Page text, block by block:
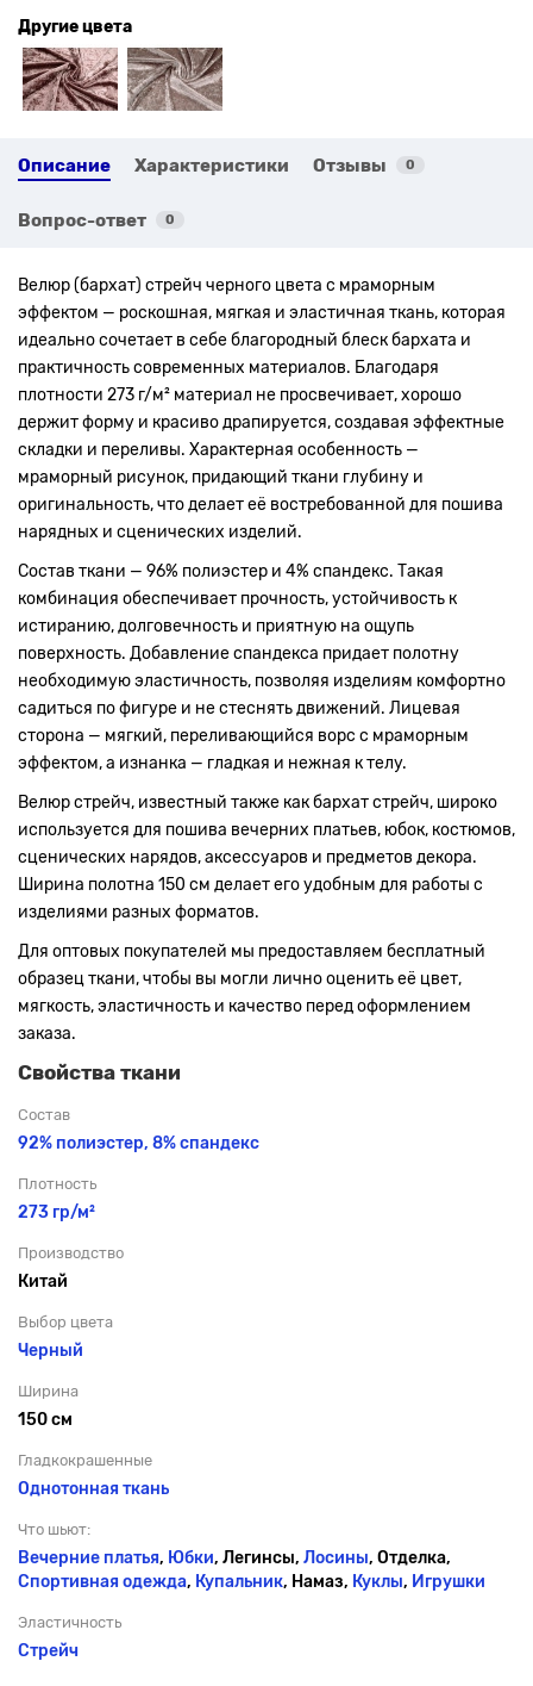
Другие цвета
Описание Характеристики Отзывы 0
Вопрос-ответ 0
Велюр (бархат) стрейч черного цвета с мраморным
эффектом — роскошная, мягкая и эластичная ткань, которая
идеально сочетает в себе благородный блеск бархата и
практичность современных материалов. Благодаря
плотности 273 г/м² материал не просвечивает, хорошо
держит форму и красиво драпируется, создавая эффектные
складки и переливы. Характерная особенность —
мраморный рисунок, придающий ткани глубину и
оригинальность, что делает её востребованной для пошива
нарядных и сценических изделий.
Состав ткани — 96% полиэстер и 4% спандекс. Такая
комбинация обеспечивает прочность, устойчивость к
истиранию, долговечность и приятную на ощупь
поверхность. Добавление спандекса придает полотну
необходимую эластичность, позволяя изделиям комфортно
садиться по фигуре и не стеснять движений. Лицевая
сторона — мягкий, переливающийся ворс с мраморным
эффектом, а изнанка — гладкая и нежная к телу.
Велюр стрейч, известный также как бархат стрейч, широко
используется для пошива вечерних платьев, юбок, костюмов,
сценических нарядов, аксессуаров и предметов декора.
Ширина полотна 150 см делает его удобным для работы с
изделиями разных форматов.
Для оптовых покупателей мы предоставляем бесплатный
образец ткани, чтобы вы могли лично оценить её цвет,
мягкость, эластичность и качество перед оформлением
заказа.
Свойства ткани
Состав
92% полиэстер, 8% спандекс
Плотность
273 гр/м²
Производство
Китай
Выбор цвета
Черный
Ширина
150 см
Гладкокрашенные
Однотонная ткань
Что шьют:
Вечерние платья, Юбки, Легинсы, Лосины, Отделка,
Спортивная одежда, Купальник, Намаз, Куклы, Игрушки
Эластичность
Стрейч